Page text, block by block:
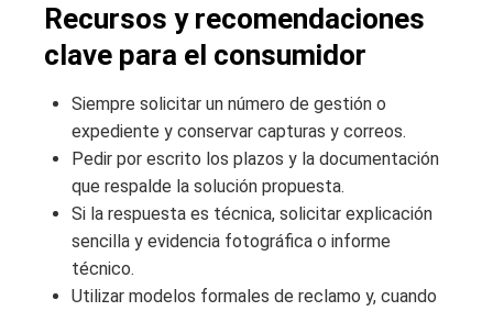
Recursos y recomendaciones
clave para el consumidor
Siempre solicitar un número de gestión o
expediente y conservar capturas y correos.
Pedir por escrito los plazos y la documentación
que respalde la solución propuesta.
Si la respuesta es técnica, solicitar explicación
sencilla y evidencia fotográfica o informe
técnico.
Utilizar modelos formales de reclamo y, cuando